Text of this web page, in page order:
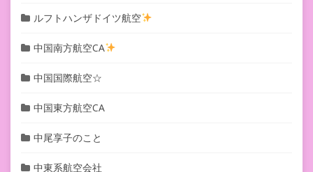
ルフトハンザドイツ航空
中国南方航空CA
中国国際航空☆
中国東方航空CA
中尾享子のこと
中東系航空会社